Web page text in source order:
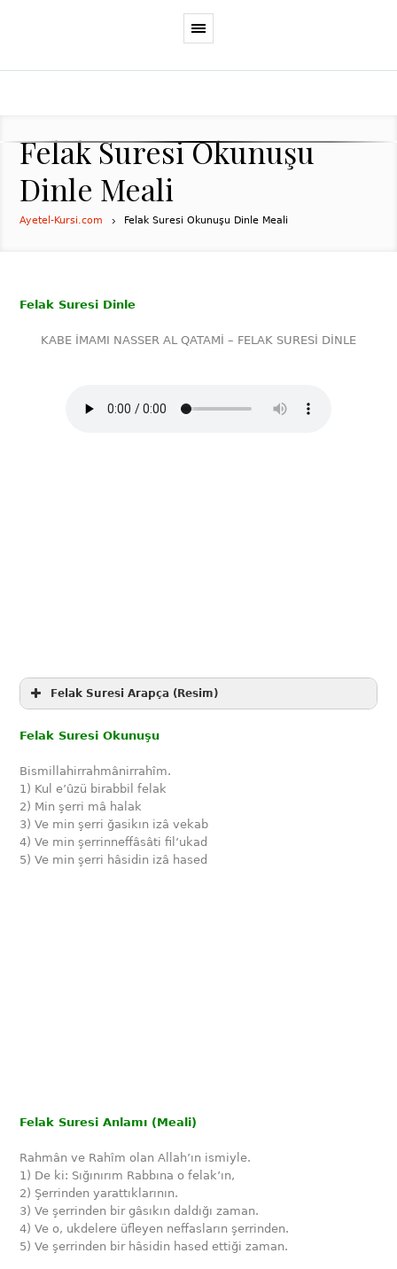
Felak Suresi Okunuşu
Dinle Meali
Ayetel-Kursi.com Felak Suresi Okunuşu Dinle Meali
Felak Suresi Dinle
KABE İMAMI NASSER AL QATAMİ – FELAK SURESİ DİNLE
Felak Suresi Arapça (Resim)
Felak Suresi Okunuşu
Bismillahirrahmânirrahîm.
1) Kul e’ûzü birabbil felak
2) Min şerri mâ halak
3) Ve min şerri ğasikın izâ vekab
4) Ve min şerrinneffâsâti fil’ukad
5) Ve min şerri hâsidin izâ hased
Felak Suresi Anlamı (Meali)
Rahmân ve Rahîm olan Allah’ın ismiyle.
1) De ki: Sığınırım Rabbına o felak’ın,
2) Şerrinden yarattıklarının.
3) Ve şerrinden bir gâsıkın daldığı zaman.
4) Ve o, ukdelere üfleyen neffasların şerrinden.
5) Ve şerrinden bir hâsidin hased ettiği zaman.